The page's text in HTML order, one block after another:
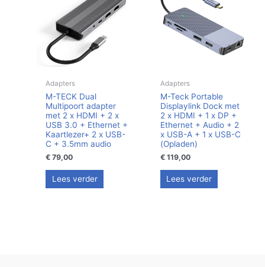
Adapters
M-TECK Dual
Multipoort adapter
met 2 x HDMI + 2 x
USB 3.0 + Ethernet +
Kaartlezer+ 2 x USB-
C + 3.5mm audio
€ 79,00
Lees verder
Adapters
M-Teck Portable
Displaylink Dock met
2 x HDMI + 1 x DP +
Ethernet + Audio + 2
x USB-A + 1 x USB-C
(Opladen)
€119,00
Lees verder